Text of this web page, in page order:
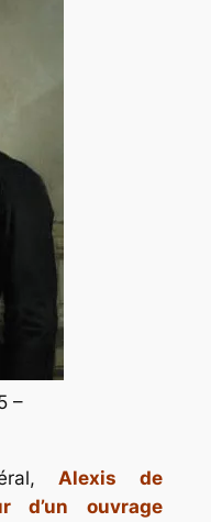
–
Alexis de
d’un ouvrage